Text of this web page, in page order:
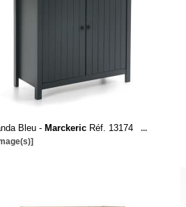
Bleu - Marckeric Réf. 13174
...